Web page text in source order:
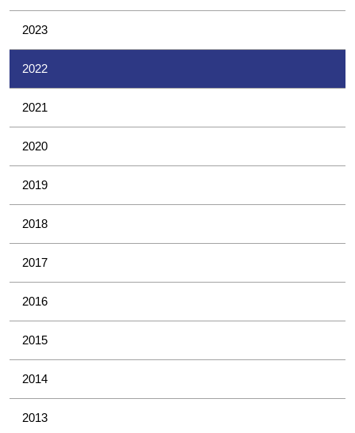
2023
2022
2021
2020
2019
2018
2017
2016
2015
2014
2013